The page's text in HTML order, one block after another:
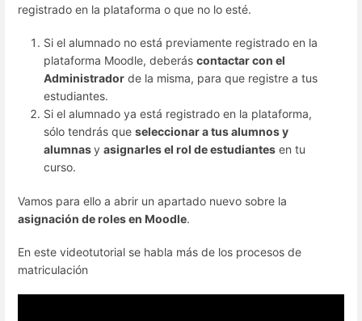
registrado en la plataforma o que no lo esté.
Si el alumnado no está previamente registrado en la
plataforma Moodle, deberás contactar con el
Administrador de la misma, para que registre a tus
estudiantes.
Si el alumnado ya está registrado en la plataforma,
sólo tendrás que seleccionar a tus alumnos y
alumnasy asignarles el rol de estudiantes en tu
curso.
Vamos para ello a abrir un apartado nuevo sobre la
asignación de roles en Moodle.
En este videotutorial se habla más de los procesos de
matriculación